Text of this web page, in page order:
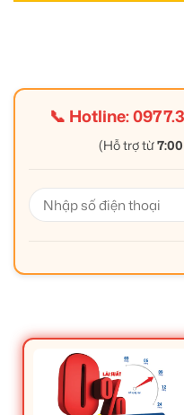
📞 Hotline:
(Hỗ trợ từ7:00